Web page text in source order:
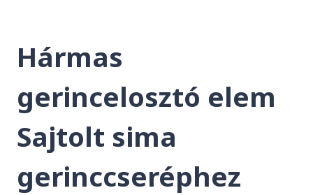
Hármas
gerincelosztó elem
Sajtolt sima
gerinccseréphez